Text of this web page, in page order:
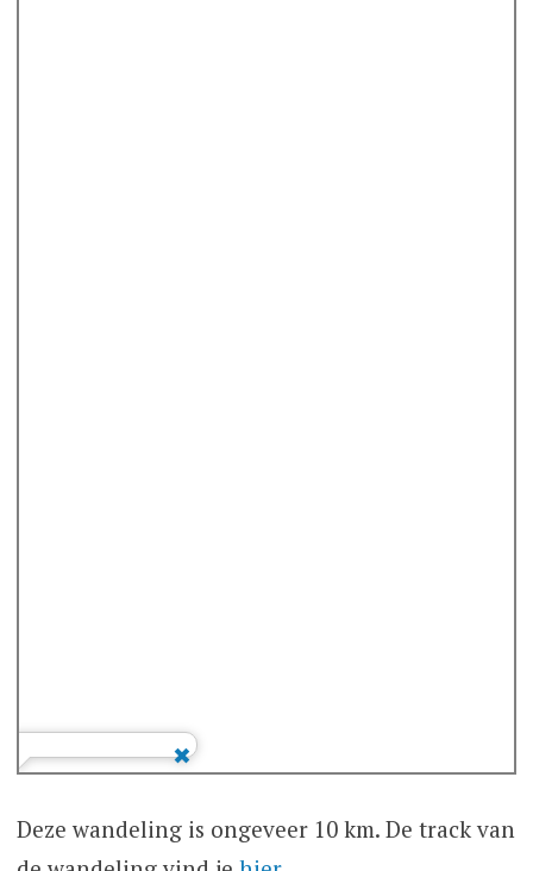
Deze wandeling is ongeveer 10 km. De track van